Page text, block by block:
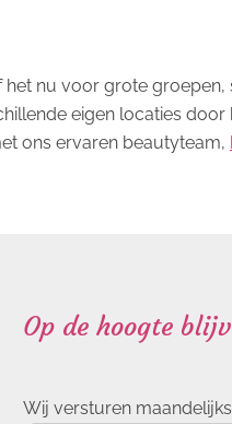
nu voor grote
eigen locaties door
ons ervaren beautyteam,
Op de hoogte
Wij versturen